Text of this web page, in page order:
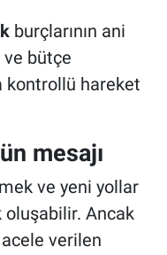
burçlarının ani
bütçe
kontrollü hareket
mesajı
ve yeni yollar
Ancak
verilen